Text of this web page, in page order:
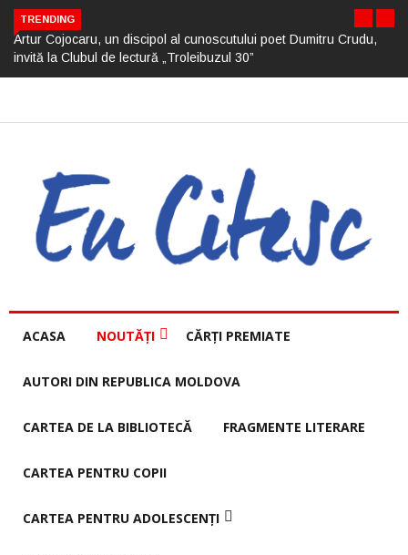
TRENDING
Artur Cojocaru, un discipol al cunoscutului poet Dumitru Crudu,
invită la Clubul de lectură „Troleibuzul 30”
ACASA NOUTĂȚI CĂRȚI PREMIATE
AUTORI DIN REPUBLICA MOLDOVA
CARTEA DE LA BIBLIOTECĂ FRAGMENTE LITERARE
CARTEA PENTRU COPII
CARTEA PENTRU ADOLESCENȚI